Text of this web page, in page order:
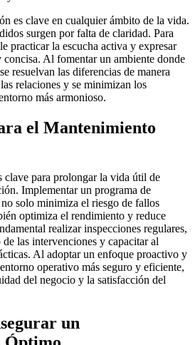
es clave en cualquier ámbito de la vida.
surgen por falta de claridad. Para
practicar la escucha activa y expresar
concisa. Al fomentar un ambiente donde
resuelvan las diferencias de manera
relaciones y se minimizan los
más armonioso.
el Mantenimiento
clave para prolongar la vida útil de
Implementar un programa de
solo minimiza el riesgo de fallos
optimiza el rendimiento y reduce
realizar inspecciones regulares,
las intervenciones y capacitar al
Al adoptar un enfoque proactivo y
operativo más seguro y eficiente,
del negocio y la satisfacción del
un